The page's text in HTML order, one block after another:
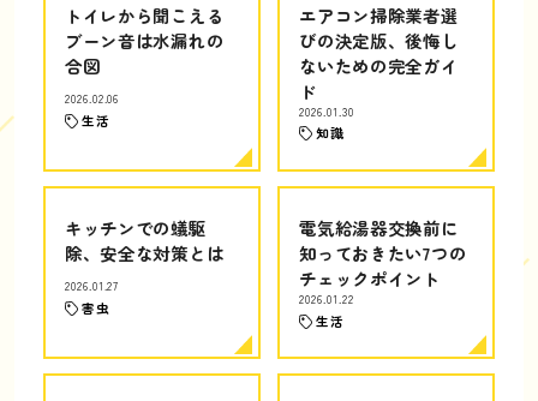
トイレから聞こえる
ブーン音は水漏れの
合図
2026.02.06
生活
エアコン掃除業者選
びの決定版、後悔し
ないための完全ガイ
ド
2026.01.30
知識
キッチンでの蟻駆
除、安全な対策とは
2026.01.27
害虫
電気給湯器交換前に
知っておきたい7つの
チェックポイント
2026.01.22
生活